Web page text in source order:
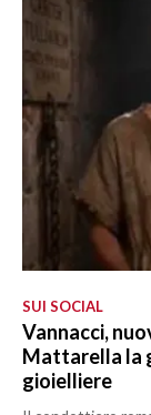
SUI SOCIAL
Vannacci,
Mattarella la
gioielliere